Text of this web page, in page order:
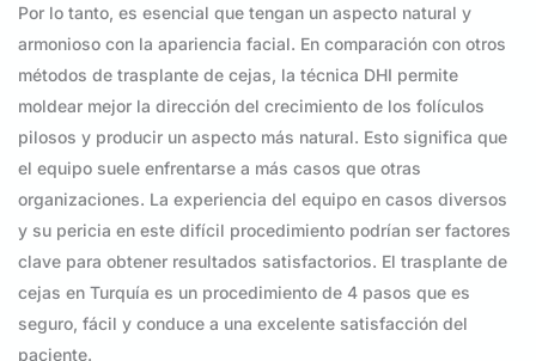
Por lo tanto, es esencial que tengan un aspecto natural y
armonioso con la apariencia facial. En comparación con otros
métodos de trasplante de cejas, la técnica DHI permite
moldear mejor la dirección del crecimiento de los folículos
pilosos y producir un aspecto más natural. Esto significa que
el equipo suele enfrentarse a más casos que otras
organizaciones. La experiencia del equipo en casos diversos
y su pericia en este difícil procedimiento podrían ser factores
clave para obtener resultados satisfactorios. El trasplante de
cejas en Turquía es un procedimiento de 4 pasos que es
seguro, fácil y conduce a una excelente satisfacción del
paciente.